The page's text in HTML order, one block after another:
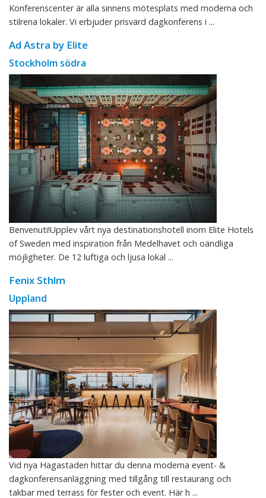
Konferenscenter är alla sinnens mötesplats med moderna och
stilrena lokaler. Vi erbjuder prisvärd dagkonferens i ...
Ad Astra by Elite
Stockholm södra
Benvenuti!Upplev vårt nya destinationshotell inom Elite Hotels
of Sweden med inspiration från Medelhavet och oändliga
möjligheter. De 12 luftiga och ljusa lokal ...
Fenix Sthlm
Uppland
Vid nya Hagastaden hittar du denna moderna event- &
dagkonferensanläggning med tillgång till restaurang och
takbar med terrass för fester och event. Här h ...